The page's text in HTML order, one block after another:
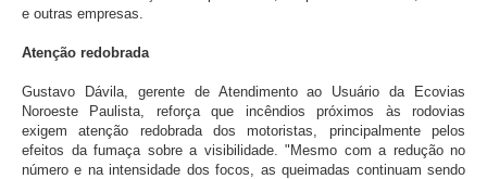
e outras empresas.
Atenção redobrada
Gustavo Dávila, gerente de Atendimento ao Usuário da Ecovias
Noroeste Paulista, reforça que incêndios próximos às rodovias
exigem atenção redobrada dos motoristas, principalmente pelos
efeitos da fumaça sobre a visibilidade. "Mesmo com a redução no
número e na intensidade dos focos, as queimadas continuam sendo